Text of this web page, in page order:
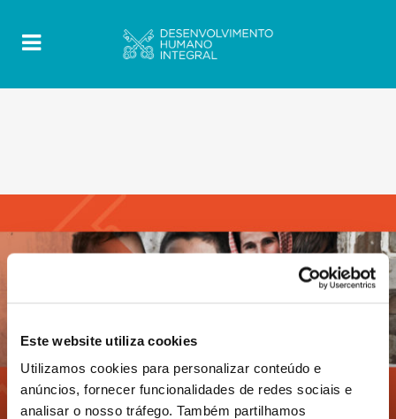
Este website utiliza cookies
Utilizamos cookies para personalizar conteúdo e
anúncios, fornecer funcionalidades de redes sociais e
analisar o nosso tráfego. Também partilhamos